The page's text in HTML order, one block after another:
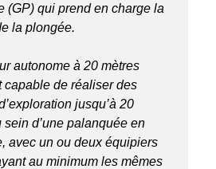
(GP) qui prend en charge la
la plongée.
autonome à 20 mètres
capable de réaliser des
jusqu’à 20
sein d’une palanquée en
avec un ou deux équipiers
au minimum les mêmes